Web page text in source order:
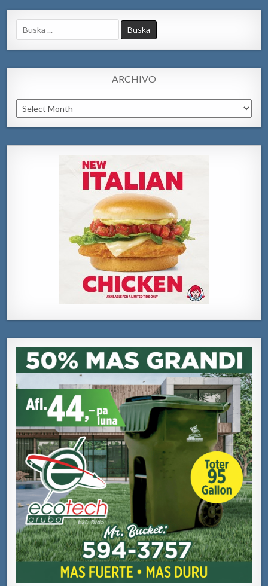
Search
for:
ARCHIVO
Archivo